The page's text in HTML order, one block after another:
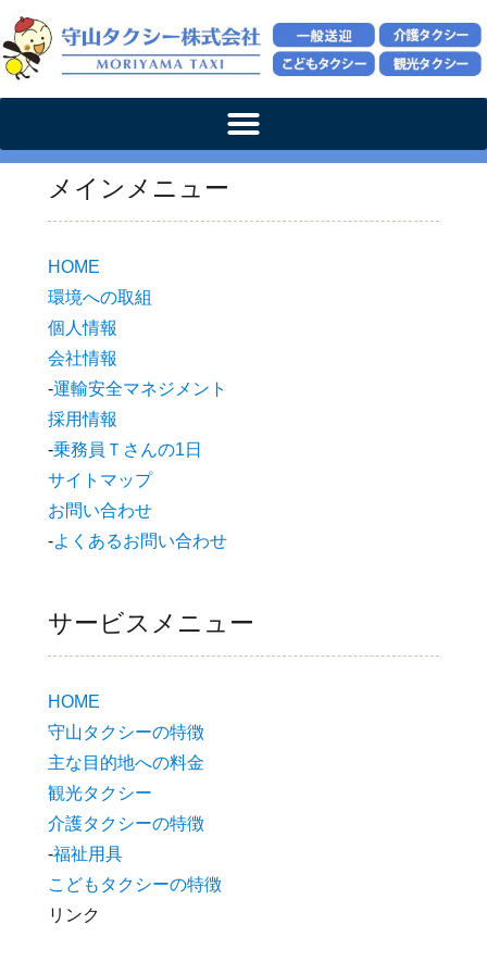
メインメニュー
HOME
環境への取組
個人情報
会社情報
‐運輸安全マネジメント
採用情報
‐乗務員Ｔさんの1日
サイトマップ
お問い合わせ
‐よくあるお問い合わせ
サービスメニュー
HOME
守山タクシーの特徴
主な目的地への料金
観光タクシー
介護タクシーの特徴
‐福祉用具
こどもタクシーの特徴
リンク